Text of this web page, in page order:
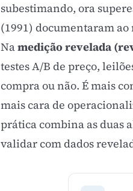
subestimando, ora
(1991) documentaram
Namedição revelada
testes A/B de preço,
compra ou não. É mais
mais cara de
prática combina as duas
validar com dados